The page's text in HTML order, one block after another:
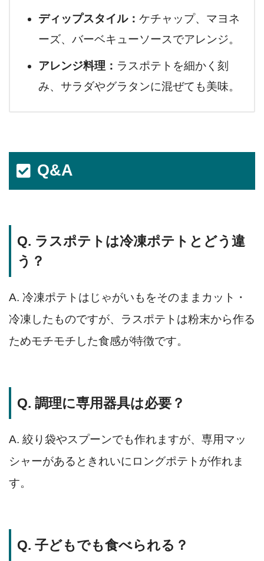
ディップスタイル： ケチャップ、マヨネ
ーズ、バーベキューソースでアレンジ。
アレンジ料理： ラスポテトを細かく刻
み、サラダやグラタンに混ぜても美味。
Q&A
Q. ラスポテトは冷凍ポテトとどう違
う？
A. 冷凍ポテトはじゃがいもをそのままカット・
冷凍したものですが、ラスポテトは粉末から作る
ためモチモチした食感が特徴です。
Q. 調理に専用器具は必要？
A. 絞り袋やスプーンでも作れますが、専用マッ
シャーがあるときれいにロングポテトが作れま
す。
Q. 子どもでも食べられる？